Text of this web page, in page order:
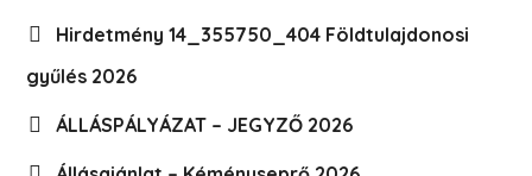
Hirdetmény 14_355750_404 Földtulajdonosi
gyűlés 2026
ÁLLÁSPÁLYÁZAT – JEGYZŐ 2026